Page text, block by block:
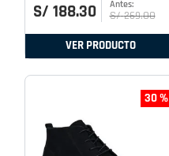
S/ 188.30 S/ 269.00
VER PRODUCTO
30 %